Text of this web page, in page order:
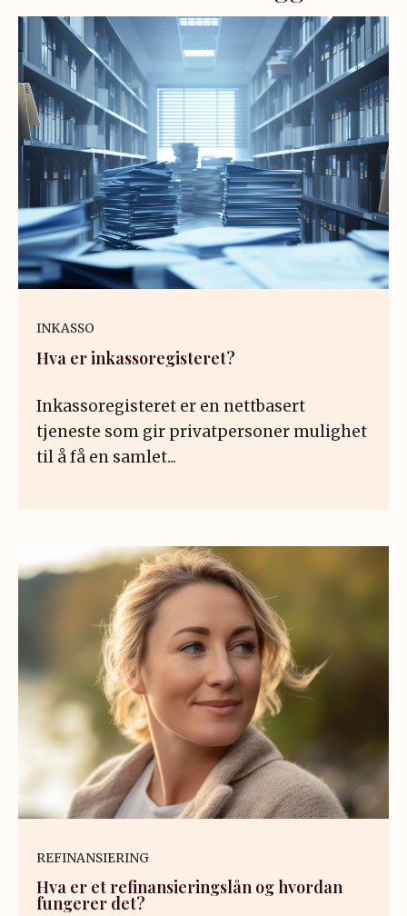
INKASSO
Hva er inkassoregisteret?
Inkassoregisteret er en nettbasert
tjeneste som gir privatpersoner mulighet
til å få en samlet...
REFINANSIERING
Hva er et refinansieringslån og hvordan
fungerer det?